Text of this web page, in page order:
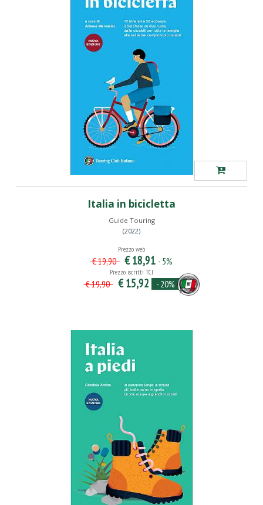
Italia in bicicletta
Guide Touring
(2022)
Prezzo web
€ 19,90 € 18,91 - 5%
Prezzo iscritti TCI
€ 19,90 € 15,92 - 20%